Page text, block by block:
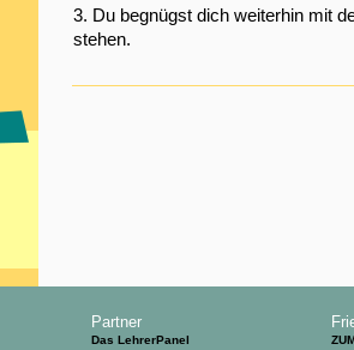
3. Du begnügst dich weiterhin mit
stehen.
Partner
Das LehrerPanel